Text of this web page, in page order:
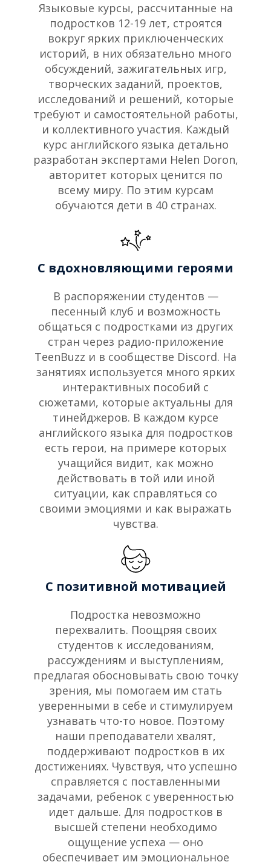
Языковые курсы, рассчитанные на
подростков 12-19 лет, строятся
вокруг ярких приключенческих
историй, в них обязательно много
обсуждений, зажигательных игр,
творческих заданий, проектов,
исследований и решений, которые
требуют и самостоятельной работы,
и коллективного участия. Каждый
курс английского языка детально
разработан экспертами Helen Doron,
авторитет которых ценится по
всему миру. По этим курсам
обучаются дети в 40 странах.
C вдохновляющими героями
В распоряжении студентов —
песенный клуб и возможность
общаться с подростками из других
стран через радио-приложение
TeenBuzz и в сообществе Discord. На
занятиях используется много ярких
интерактивных пособий с
сюжетами, которые актуальны для
тинейджеров. В каждом курсе
английского языка для подростков
есть герои, на примере которых
учащийся видит, как можно
действовать в той или иной
ситуации, как справляться со
своими эмоциями и как выражать
чувства.
С позитивной мотивацией
Подростка невозможно
перехвалить. Поощряя своих
студентов к исследованиям,
рассуждениям и выступлениям,
предлагая обосновывать свою точку
зрения, мы помогаем им стать
уверенными в себе и стимулируем
узнавать что-то новое. Поэтому
наши преподаватели хвалят,
поддерживают подростков в их
достижениях. Чувствуя, что успешно
справляется с поставленными
задачами, ребенок с уверенностью
идет дальше. Для подростков в
высшей степени необходимо
ощущение успеха — оно
обеспечивает им эмоциональное